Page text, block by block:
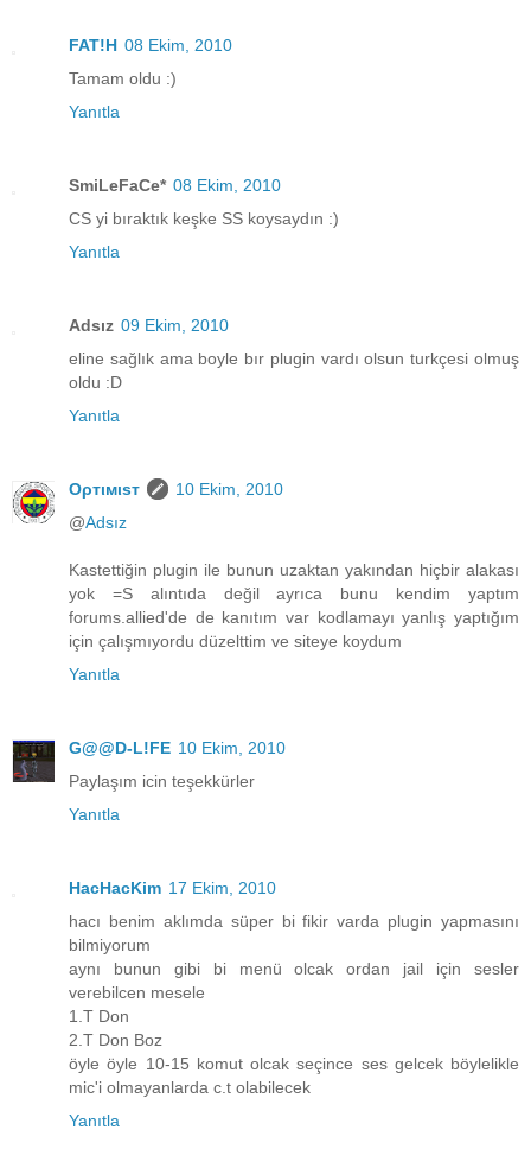
FAT!H 08 Ekim, 2010
Tamam oldu :)
Yanıtla
SmiLeFaCe* 08 Ekim, 2010
CS yi bıraktık keşke SS koysaydın :)
Yanıtla
Adsız 09 Ekim, 2010
eline sağlık ama boyle bır plugin vardı olsun turkçesi olmuş
oldu :D
Yanıtla
Oρтιмιsт
10 Ekim, 2010
@Adsız
Kastettiğin plugin ile bunun uzaktan yakından hiçbir alakası
yok =S alıntıda değil ayrıca bunu kendim yaptım
forums.allied'de de kanıtım var kodlamayı yanlış yaptığım
için çalışmıyordu düzelttim ve siteye koydum
Yanıtla
G@@D-L!FE 10 Ekim, 2010
Paylaşım icin teşekkürler
Yanıtla
HacHacKim 17 Ekim, 2010
hacı benim aklımda süper bi fikir varda plugin yapmasını
bilmiyorum
aynı bunun gibi bi menü olcak ordan jail için sesler
verebilcen mesele
1.T Don
2.T Don Boz
öyle öyle 10-15 komut olcak seçince ses gelcek böylelikle
mic'i olmayanlarda c.t olabilecek
Yanıtla